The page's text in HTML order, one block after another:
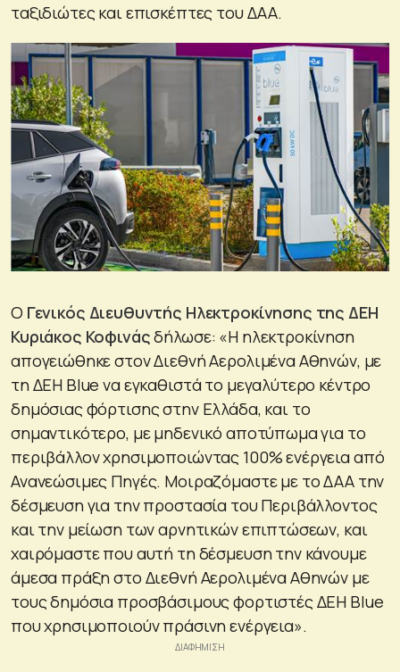
ταξιδιώτες και επισκέπτες του ΔΑΑ.
Ο Γενικός Διευθυντής Ηλεκτροκίνησης της ΔΕΗ
Κυριάκος Κοφινάςδήλωσε: «Η ηλεκτροκίνηση
απογειώθηκε στον Διεθνή Αερολιμένα Αθηνών, με
τη ΔΕΗ Blue να εγκαθιστά το μεγαλύτερο κέντρο
δημόσιας φόρτισης στην Ελλάδα, και το
σημαντικότερο, με μηδενικό αποτύπωμα για το
περιβάλλον χρησιμοποιώντας 100% ενέργεια από
Ανανεώσιμες Πηγές. Μοιραζόμαστε με το ΔΑΑ την
δέσμευση για την προστασία του Περιβάλλοντος
και την μείωση των αρνητικών επιπτώσεων, και
χαιρόμαστε που αυτή τη δέσμευση την κάνουμε
άμεσα πράξη στο Διεθνή Αερολιμένα Αθηνών με
τους δημόσια προσβάσιμους φορτιστές ΔΕΗ Blue
που χρησιμοποιούν πράσινη ενέργεια».